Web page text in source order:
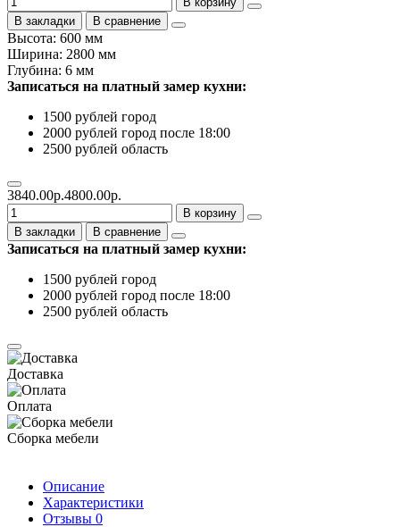
В закладки
В сравнение
Высота: 600 мм
Ширина: 2800 мм
Глубина: 6 мм
Записаться на платный замер кухни:
1500 рублей город
2000 рублей город после 18:00
2500 рублей область
3840.00р.4800.00р.
В корзину
В закладки
В сравнение
Записаться на платный замер кухни:
1500 рублей город
2000 рублей город после 18:00
2500 рублей область
Доставка
Оплата
Сборка мебели
Описание
Характеристики
Отзывы 0